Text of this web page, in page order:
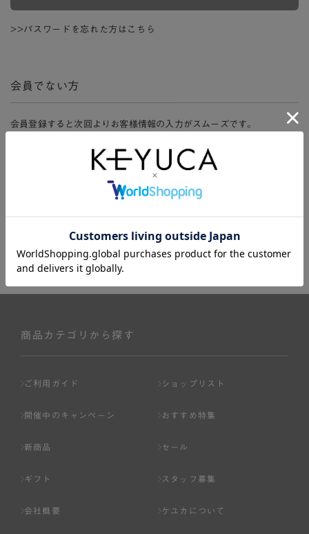
>>パスワードを忘れた方はこちら
会員でない方
会員登録すると次回よりお客様情報の入力がスムーズです。
ージ、購入履歴をご利用いただけます。
商品カテゴリから探す
ご利用ガイド ショップリスト
開催中のキャンペーン おすすめ特集
新商品 セール
ギフト スタッフ募集
会社概要 ケユカについて